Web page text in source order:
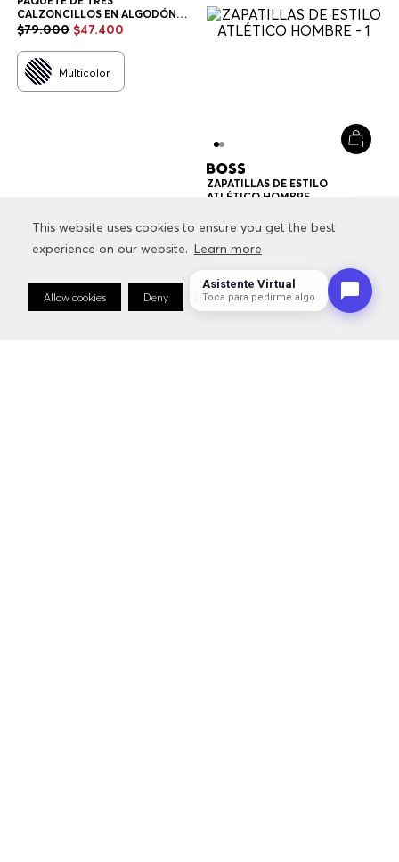
This website uses cookies to ensure you get the best
experience on our website. Learn more
Allow cookies Deny Cookie Preferences
This website uses cookies to ensure you get the best
experience on our website. Learn more
Allow cookies Deny Cookie Preferences
Asistente Virtual
Toca para pedirme algo